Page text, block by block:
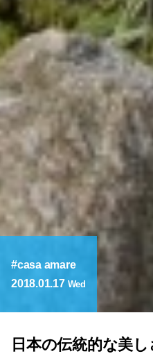
casa amare
2018.01.17 Wed
日本の伝統的な美